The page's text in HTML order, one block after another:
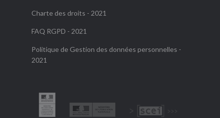
Charte des droits - 2021
FAQ RGPD - 2021
Politique de Gestion des données personnelles -
2021